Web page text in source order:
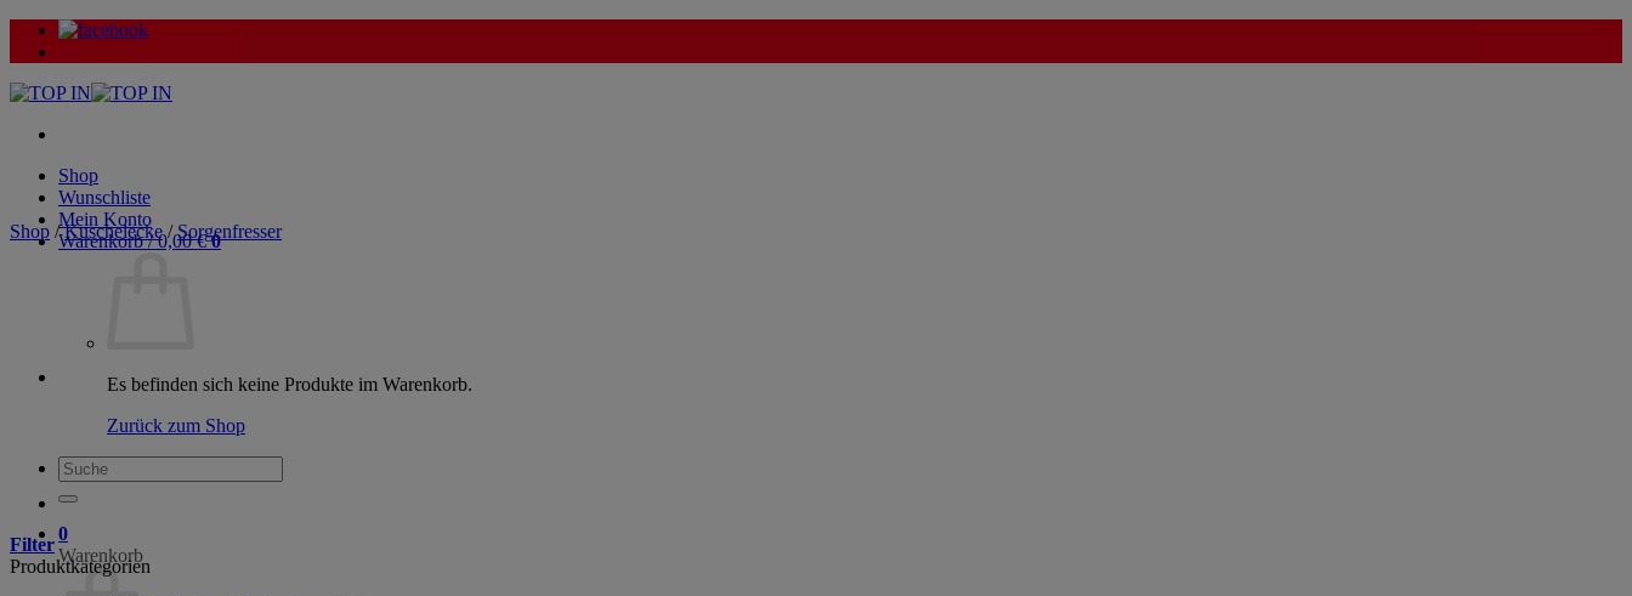
Zum
Inhalt
Shop
Wunschliste
Mein Konto
Warenkorb /0,00€ 0
Es befinden sich keine Produkte im Warenkorb.
Zurück zum Shop
Suche
nach:
0
Warenkorb
Shop / Kuschelecke / Sorgenfresser
Filter
Produktkategorien